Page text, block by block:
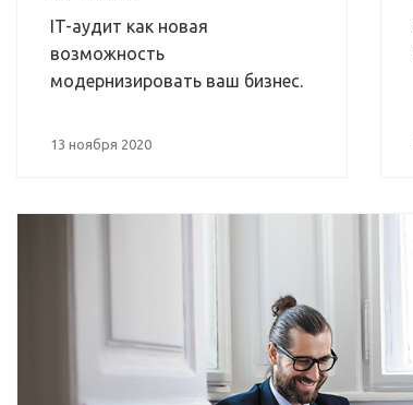
IT-аудит как новая
возможность
модернизировать ваш бизнес.
13 ноября 2020